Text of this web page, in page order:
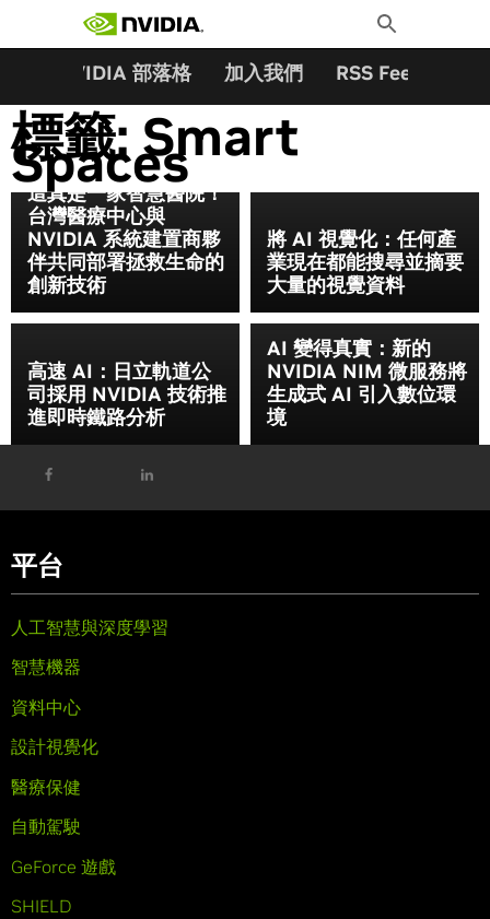
Toggle
Search
NVIDIA 部落格 加入我們 RSS Feeds
標籤:Smart
Spaces
這真是一家智慧醫院！
台灣醫療中心與
NVIDIA 系統建置商夥
伴共同部署拯救生命的
創新技術
將 AI 視覺化：任何產
業現在都能搜尋並摘要
大量的視覺資料
高速 AI：日立軌道公
司採用 NVIDIA 技術推
進即時鐵路分析
AI 變得真實：新的
NVIDIA NIM 微服務將
生成式 AI 引入數位環
境
平台
人工智慧與深度學習
智慧機器
資料中心
設計視覺化
醫療保健
自動駕駛
GeForce 遊戲
SHIELD